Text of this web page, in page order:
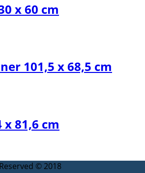
x 60 cm
101,5 x 68,5 cm
x 81,6 cm
© 2018